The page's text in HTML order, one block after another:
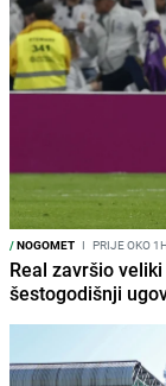
/NOGOMET I PRIJE OKO
Real završio
šestogodišnji